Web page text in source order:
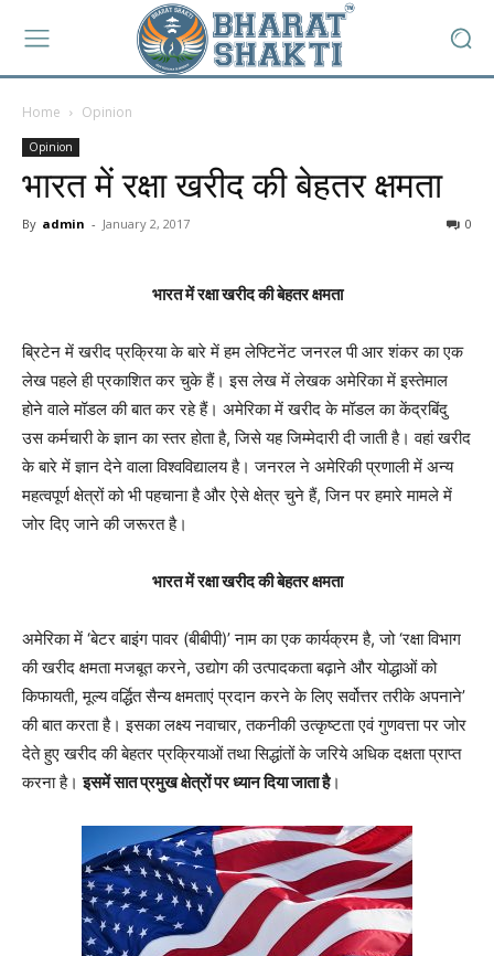
Home Opinion
Opinion
भारत में रक्षा खरीद की बेहतर क्षमता
By admin - January 2, 2017 0
भारत में रक्षा खरीद की बेहतर क्षमता
ब्रिटेन में खरीद प्रक्रिया के बारे में हम लेफ्टिनेंट जनरल पी आर शंकर का एक
लेख पहले ही प्रकाशित कर चुके हैं। इस लेख में लेखक अमेरिका में इस्तेमाल
होने वाले मॉडल की बात कर रहे हैं। अमेरिका में खरीद के मॉडल का केंद्रबिंदु
उस कर्मचारी के ज्ञान का स्तर होता है, जिसे यह जिम्मेदारी दी जाती है। वहां खरीद
के बारे में ज्ञान देने वाला विश्वविद्यालय है। जनरल ने अमेरिकी प्रणाली में अन्य
महत्वपूर्ण क्षेत्रों को भी पहचाना है और ऐसे क्षेत्र चुने हैं, जिन पर हमारे मामले में
जोर दिए जाने की जरूरत है।
भारत में रक्षा खरीद की बेहतर क्षमता
अमेरिका में ‘बेटर बाइंग पावर (बीबीपी)’ नाम का एक कार्यक्रम है, जो ‘रक्षा विभाग
की खरीद क्षमता मजबूत करने, उद्योग की उत्पादकता बढ़ाने और योद्धाओं को
किफायती, मूल्य वर्द्धित सैन्य क्षमताएं प्रदान करने के लिए सर्वोत्तर तरीके अपनाने’
की बात करता है। इसका लक्ष्य नवाचार, तकनीकी उत्कृष्टता एवं गुणवत्ता पर जोर
देते हुए खरीद की बेहतर प्रक्रियाओं तथा सिद्धांतों के जरिये अधिक दक्षता प्राप्त
करना है।इसमें सात प्रमुख क्षेत्रों पर ध्यान दिया जाता है।